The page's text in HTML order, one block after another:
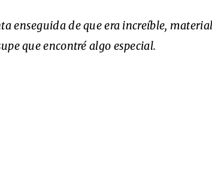
enseguida de que era increíble,
que encontré algo especial.